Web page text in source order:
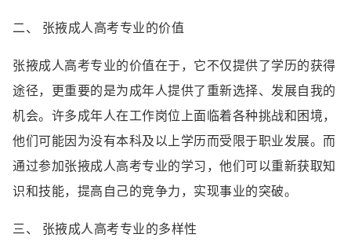
二、 张掖成人高考专业的价值
张掖成人高考专业的价值在于，它不仅提供了学历的获得
途径，更重要的是为成年人提供了重新选择、发展自我的
机会。许多成年人在工作岗位上面临着各种挑战和困境，
他们可能因为没有本科及以上学历而受限于职业发展。而
通过参加张掖成人高考专业的学习，他们可以重新获取知
识和技能，提高自己的竞争力，实现事业的突破。
三、 张掖成人高考专业的多样性